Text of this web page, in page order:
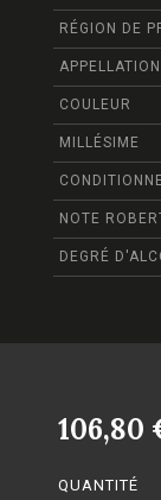
RÉGION DE
APPELLATION
COULEUR
MILLÉSIME
NOTE
DEGRÉ
106,80
QUANTITÉ